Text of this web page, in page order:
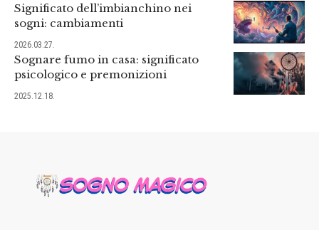
Significato dell’imbianchino nei
sogni: cambiamenti
2026.03.27.
Sognare fumo in casa: significato
psicologico e premonizioni
2025.12.18.